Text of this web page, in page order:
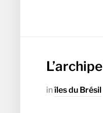
inîles du Brésil